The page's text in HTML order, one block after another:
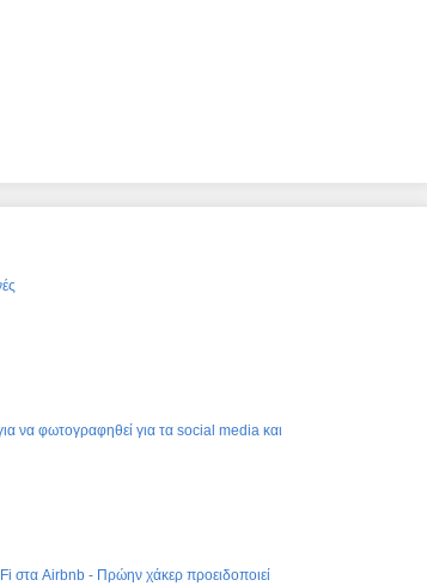
να φωτογραφηθεί για τα social media και
στα Airbnb - Πρώην χάκερ προειδοποιεί